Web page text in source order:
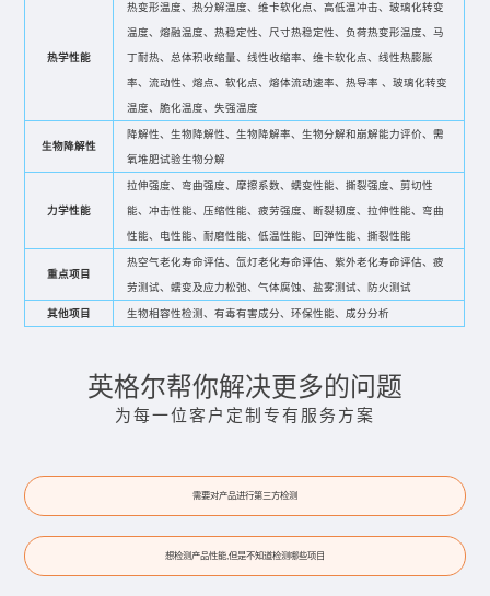
热学性能
热变形温度、热分解温度、维卡软化点、高低温冲击、玻璃化转变
温度、熔融温度、热稳定性、尺寸热稳定性、负荷热变形温度、马
丁耐热、总体积收缩量、线性收缩率、维卡软化点、线性热膨胀
率、流动性、熔点、软化点、熔体流动速率、热导率 、玻璃化转变
温度、脆化温度、失强温度
生物降解性
降解性、生物降解性、生物降解率、生物分解和崩解能力评价、需
氧堆肥试验生物分解
力学性能
拉伸强度、弯曲强度、摩擦系数、蠕变性能、撕裂强度、剪切性
能、冲击性能、压缩性能、疲劳强度、断裂韧度、拉伸性能、弯曲
性能、电性能、耐磨性能、低温性能、回弹性能、撕裂性能
重点项目
热空气老化寿命评估、氙灯老化寿命评估、紫外老化寿命评估、疲
劳测试、蠕变及应力松弛、气体腐蚀、盐雾测试、防火测试
其他项目 生物相容性检测、有毒有害成分、环保性能、成分分析
英格尔帮你解决更多的问题
为每一位客户定制专有服务方案
需要对产品进行第三方检测
想检测产品性能,但是不知道检测哪些项目